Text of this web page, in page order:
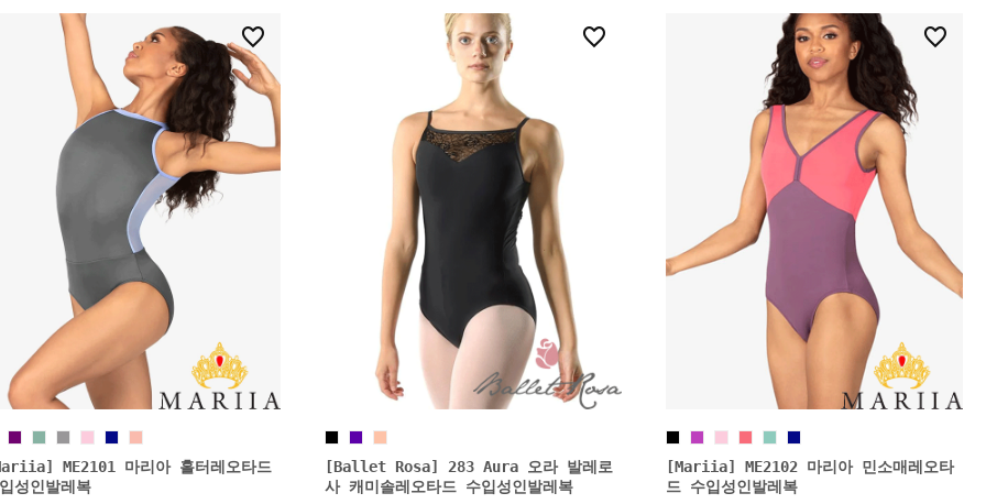
8
ME2101 마리아 홀터레오타드
성인발레복
[Ballet Rosa] 283 Aura 오라 발레로
사 캐미솔레오타드 수입성인발레복
[Mariia] ME2102 마리아 민소매레오타
드 수입성인발레복